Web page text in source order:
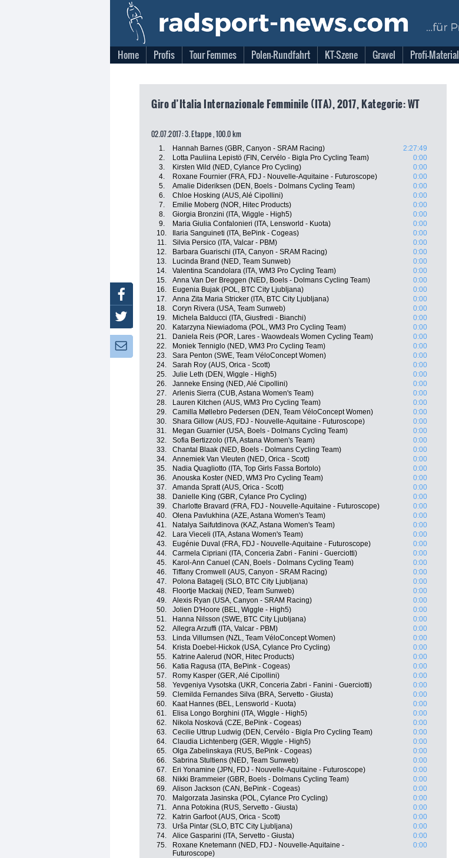
Home Profis Tour Femmes Polen-Rundfahrt KT-Szene Gravel Profi-Material
Giro d’Italia Internazionale Femminile (ITA), 2017, Kategorie: WT
02.07.2017: 3. Etappe , 100.0 km
1. Hannah Barnes (GBR, Canyon - SRAM Racing)
2:27:49
2.
Lotta Pauliina Lepistö (FIN, Cervélo - Bigla Pro Cycling Team)
0:00
3.
Kirsten Wild (NED, Cylance Pro Cycling)
0:00
4.
Roxane Fournier (FRA, FDJ - Nouvelle-Aquitaine - Futuroscope)
0:00
5.
Amalie Dideriksen (DEN, Boels - Dolmans Cycling Team)
0:00
6.
Chloe Hosking (AUS, Alé Cipollini)
0:00
7.
Emilie Moberg (NOR, Hitec Products)
0:00
8.
Giorgia Bronzini (ITA, Wiggle - High5)
0:00
9.
Maria Giulia Confalonieri (ITA, Lensworld - Kuota)
0:00
10.
Ilaria Sanguineti (ITA, BePink - Cogeas)
0:00
11.
Silvia Persico (ITA, Valcar - PBM)
0:00
12.
Barbara Guarischi (ITA, Canyon - SRAM Racing)
0:00
13.
Lucinda Brand (NED, Team Sunweb)
0:00
14.
Valentina Scandolara (ITA, WM3 Pro Cycling Team)
0:00
15.
Anna Van Der Breggen (NED, Boels - Dolmans Cycling Team)
0:00
16.
Eugenia Bujak (POL, BTC City Ljubljana)
0:00
17.
Anna Zita Maria Stricker (ITA, BTC City Ljubljana)
0:00
18.
Coryn Rivera (USA, Team Sunweb)
0:00
19.
Michela Balducci (ITA, Giusfredi - Bianchi)
0:00
20.
Katarzyna Niewiadoma (POL, WM3 Pro Cycling Team)
0:00
21.
Daniela Reis (POR, Lares - Waowdeals Women Cycling Team)
0:00
22.
Moniek Tenniglo (NED, WM3 Pro Cycling Team)
0:00
23.
Sara Penton (SWE, Team VéloConcept Women)
0:00
24.
Sarah Roy (AUS, Orica - Scott)
0:00
25.
Julie Leth (DEN, Wiggle - High5)
0:00
26.
Janneke Ensing (NED, Alé Cipollini)
0:00
27.
Arlenis Sierra (CUB, Astana Women's Team)
0:00
28.
Lauren Kitchen (AUS, WM3 Pro Cycling Team)
0:00
29.
Camilla Møllebro Pedersen (DEN, Team VéloConcept Women)
0:00
30.
Shara Gillow (AUS, FDJ - Nouvelle-Aquitaine - Futuroscope)
0:00
31.
Megan Guarnier (USA, Boels - Dolmans Cycling Team)
0:00
32.
Sofia Bertizzolo (ITA, Astana Women's Team)
0:00
33.
Chantal Blaak (NED, Boels - Dolmans Cycling Team)
0:00
34.
Annemiek Van Vleuten (NED, Orica - Scott)
0:00
35.
Nadia Quagliotto (ITA, Top Girls Fassa Bortolo)
0:00
36.
Anouska Koster (NED, WM3 Pro Cycling Team)
0:00
37.
Amanda Spratt (AUS, Orica - Scott)
0:00
38.
Danielle King (GBR, Cylance Pro Cycling)
0:00
39.
Charlotte Bravard (FRA, FDJ - Nouvelle-Aquitaine - Futuroscope)
0:00
40.
Olena Pavlukhina (AZE, Astana Women's Team)
0:00
41.
Natalya Saifutdinova (KAZ, Astana Women's Team)
0:00
42.
Lara Vieceli (ITA, Astana Women's Team)
0:00
43.
Eugénie Duval (FRA, FDJ - Nouvelle-Aquitaine - Futuroscope)
0:00
44.
Carmela Cipriani (ITA, Conceria Zabri - Fanini - Guerciotti)
0:00
45.
Karol-Ann Canuel (CAN, Boels - Dolmans Cycling Team)
0:00
46.
Tiffany Cromwell (AUS, Canyon - SRAM Racing)
0:00
47.
Polona Batagelj (SLO, BTC City Ljubljana)
0:00
48.
Floortje Mackaij (NED, Team Sunweb)
0:00
49.
Alexis Ryan (USA, Canyon - SRAM Racing)
0:00
50.
Jolien D'Hoore (BEL, Wiggle - High5)
0:00
51.
Hanna Nilsson (SWE, BTC City Ljubljana)
0:00
52.
Allegra Arzuffi (ITA, Valcar - PBM)
0:00
53.
Linda Villumsen (NZL, Team VéloConcept Women)
0:00
54.
Krista Doebel-Hickok (USA, Cylance Pro Cycling)
0:00
55.
Katrine Aalerud (NOR, Hitec Products)
0:00
56.
Katia Ragusa (ITA, BePink - Cogeas)
0:00
57.
Romy Kasper (GER, Alé Cipollini)
0:00
58.
Yevgeniya Vysotska (UKR, Conceria Zabri - Fanini - Guerciotti)
0:00
59.
Clemilda Fernandes Silva (BRA, Servetto - Giusta)
0:00
60.
Kaat Hannes (BEL, Lensworld - Kuota)
0:00
61.
Elisa Longo Borghini (ITA, Wiggle - High5)
0:00
62.
Nikola Nosková (CZE, BePink - Cogeas)
0:00
63.
Cecilie Uttrup Ludwig (DEN, Cervélo - Bigla Pro Cycling Team)
0:00
64.
Claudia Lichtenberg (GER, Wiggle - High5)
0:00
65.
Olga Zabelinskaya (RUS, BePink - Cogeas)
0:00
66.
Sabrina Stultiens (NED, Team Sunweb)
0:00
67.
Eri Yonamine (JPN, FDJ - Nouvelle-Aquitaine - Futuroscope)
0:00
68.
Nikki Brammeier (GBR, Boels - Dolmans Cycling Team)
0:00
69.
Alison Jackson (CAN, BePink - Cogeas)
0:00
70.
Malgorzata Jasinska (POL, Cylance Pro Cycling)
0:00
71.
Anna Potokina (RUS, Servetto - Giusta)
0:00
72.
Katrin Garfoot (AUS, Orica - Scott)
0:00
73.
Urša Pintar (SLO, BTC City Ljubljana)
0:00
74.
Alice Gasparini (ITA, Servetto - Giusta)
0:00
75.
Roxane Knetemann (NED, FDJ - Nouvelle-Aquitaine -
Futuroscope)
0:00
Facebook
Twitter
Newsletter: